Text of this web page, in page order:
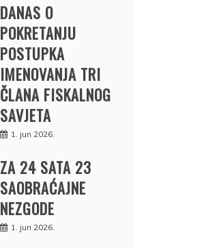
DANAS O
POKRETANJU
POSTUPKA
IMENOVANJA TRI
ČLANA FISKALNOG
SAVJETA
1. jun 2026.
ZA 24 SATA 23
SAOBRAĆAJNE
NEZGODE
1. jun 2026.